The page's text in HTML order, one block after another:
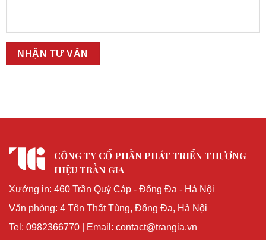
CÔNG TY CỔ PHẦN PHÁT TRIỂN THƯƠNG
HIỆU TRẦN GIA
Xưởng in: 460 Trần Quý Cáp - Đống Đa - Hà Nội
Văn phòng: 4 Tôn Thất Tùng, Đống Đa, Hà Nội
Tel: 0982366770 | Email: contact@trangia.vn